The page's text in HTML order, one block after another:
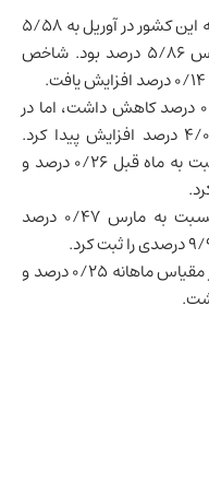
اعلام کرد نرخ تورم سالانه این کشور در آوریل به ۵/۵۸
درصد رسید؛ در حالی که این رقم در مارس ۵/۸۶ درصد بود. شاخص
قیمت مواد غذایی در مقیاس ماهانه ۰/۲ درصد کاهش داشت، اما در
مقایسه با مدت مشابه سال گذشته ۴/۰۲ درصد افزایش پیدا کرد.
همچنین قیمت کالاهای غیرخوراکی نسبت به ماه قبل ۰/۲۶ درصد و
در بخش خدمات، قیمت‌ها در آوریل نسبت به مارس ۰/۴۷ درصد
شاخص هسته قیمت مصرف‌کننده نیز در مقیاس ماهانه ۰/۲۵ درصد و